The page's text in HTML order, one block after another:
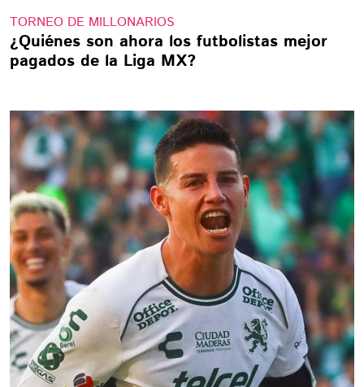
TORNEO DE MILLONARIOS
¿Quiénes son ahora los futbolistas mejor
pagados de la Liga MX?